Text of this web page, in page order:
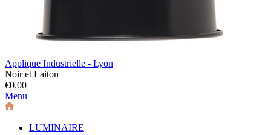
Applique Industrielle - Lyon
Noir et Laiton
€0.00
Menu
LUMINAIRE